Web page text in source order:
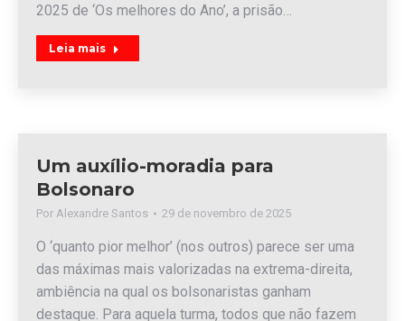
2025 de ‘Os melhores do Ano’, a prisão…
Leia mais
Um auxílio-moradia para
Bolsonaro
Por Alexandre Santos 29 de novembro de 2025
O ‘quanto pior melhor’ (nos outros) parece ser uma
das máximas mais valorizadas na extrema-direita,
ambiência na qual os bolsonaristas ganham
destaque. Para aquela turma, todos que não fazem